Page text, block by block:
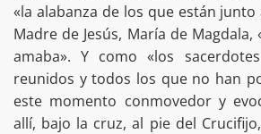
«la alabanza de los que están junto
Madre de Jesús, María de
amaba». Y como «los
reunidos y todos los que no han
este momento conmovedor y
allí, bajo la cruz, al pie del